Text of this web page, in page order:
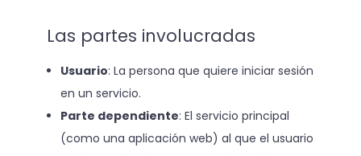
Las partes involucradas
Usuario: La persona que quiere iniciar sesión
en un servicio.
Parte dependiente: El servicio principal
(como una aplicación web) al que el usuario